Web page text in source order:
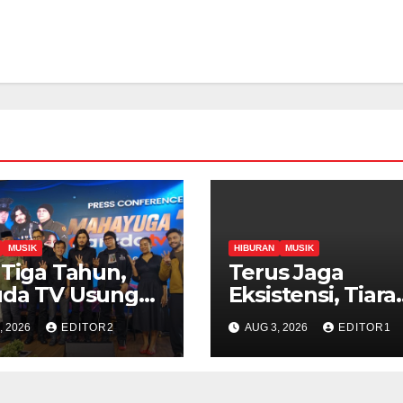
MUSIK
Tahun,
TV Usung
Mahayuga’
Dewa 19
2026 EDITOR2
HIBURAN MUSIK
Terus Jaga
Eksistensi, Tiara
Andini Rilis
Baru “Tulang
AUG 3, 2026 EDITOR1